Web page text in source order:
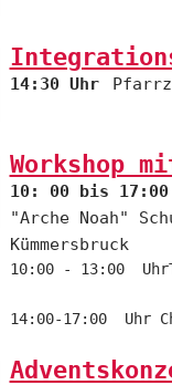
14:30 Uhr
Workshop
10: 00 bis 17:00
"Arche Noah"
Kümmersbruck
10:00 - 13:00
14:00-17:00 Uhr